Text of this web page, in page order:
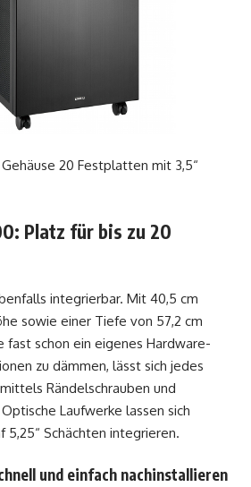
20 Festplatten mit 3,5“
Platz für bis zu 20
integrierbar. Mit 40,5 cm
sowie einer Tiefe von 57,2 cm
fast schon ein eigenes Hardware-
zu dämmen, lässt sich jedes
Rändelschrauben und
Laufwerke lassen sich
Schächten integrieren.
und einfach nachinstallieren